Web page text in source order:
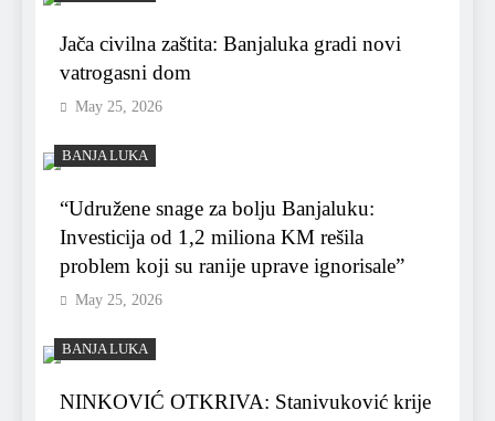
Jača civilna zaštita: Banjaluka gradi novi
vatrogasni dom
May 25, 2026
BANJA LUKA
“Udružene snage za bolju Banjaluku:
Investicija od 1,2 miliona KM rešila
problem koji su ranije uprave ignorisale”
May 25, 2026
BANJA LUKA
NINKOVIĆ OTKRIVA: Stanivuković krije